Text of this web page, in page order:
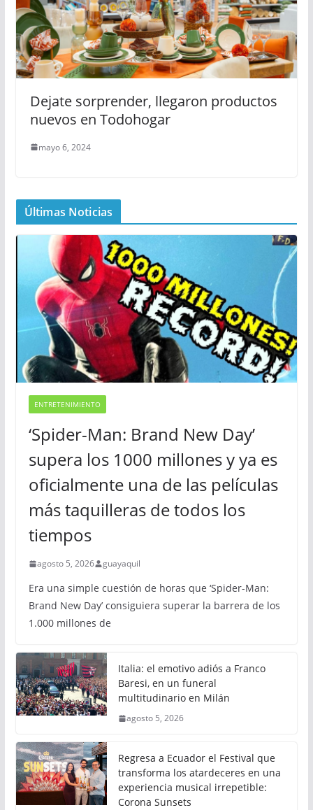
Dejate sorprender, llegaron productos
nuevos en Todohogar
mayo 6, 2024
Últimas Noticias
ENTRETENIMIENTO
‘Spider-Man: Brand New Day’
supera los 1000 millones y ya es
oficialmente una de las películas
más taquilleras de todos los
tiempos
agosto 5, 2026 guayaquil
Era una simple cuestión de horas que ‘Spider-Man:
Brand New Day’ consiguiera superar la barrera de los
1.000 millones de
Italia: el emotivo adiós a Franco
Baresi, en un funeral
multitudinario en Milán
agosto 5, 2026
Regresa a Ecuador el Festival que
transforma los atardeceres en una
experiencia musical irrepetible:
Corona Sunsets